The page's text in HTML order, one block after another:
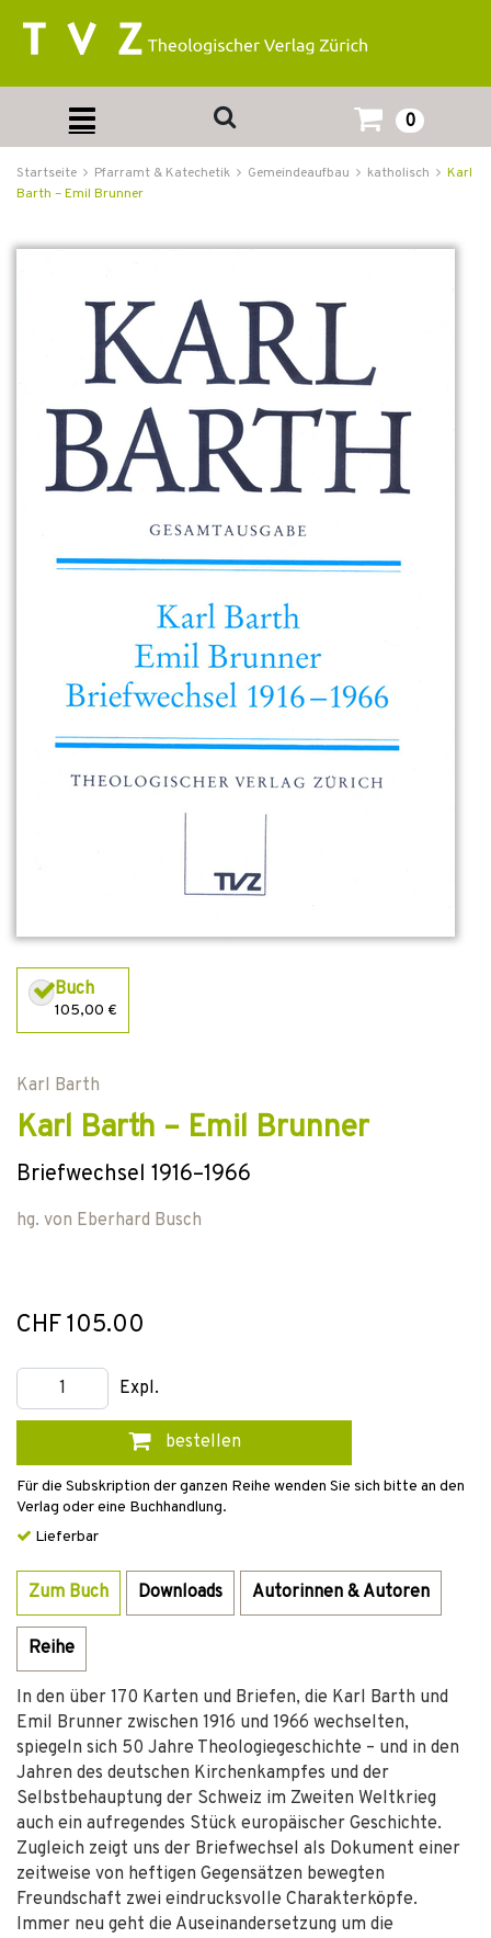
0
Startseite Pfarramt & Katechetik Gemeindeaufbau katholisch
Karl
Barth – Emil Brunner
Buch
105,00 €
Karl Barth
Karl Barth – Emil Brunner
Briefwechsel 1916–1966
hg. von Eberhard Busch
CHF 105.00
Expl.
bestellen
Für die Subskription der ganzen Reihe wenden Sie sich bitte an den
Verlag oder eine Buchhandlung.
Lieferbar
Zum Buch Downloads Autorinnen & Autoren
Reihe
In den über 170 Karten und Briefen, die Karl Barth und
Emil Brunner zwischen 1916 und 1966 wechselten,
spiegeln sich 50 Jahre Theologiegeschichte – und in den
Jahren des deutschen Kirchenkampfes und der
Selbstbehauptung der Schweiz im Zweiten Weltkrieg
auch ein aufregendes Stück europäischer Geschichte.
Zugleich zeigt uns der Briefwechsel als Dokument einer
zeitweise von heftigen Gegensätzen bewegten
Freundschaft zwei eindrucksvolle Charakterköpfe.
Immer neu geht die Auseinandersetzung um die